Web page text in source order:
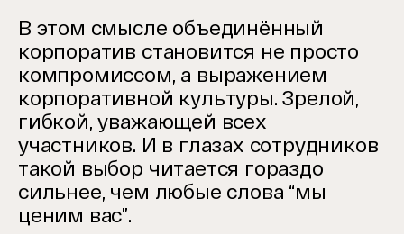
В этом смысле объединённый
корпоратив становится не просто
компромиссом, а выражением
корпоративной культуры. Зрелой,
гибкой, уважающей всех
участников. И в глазах сотрудников
такой выбор читается гораздо
сильнее, чем любые слова “мы
ценим вас”.